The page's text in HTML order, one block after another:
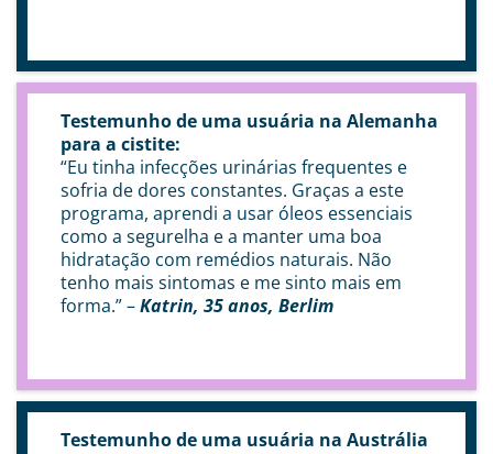
Testemunho de uma usuária na Alemanha
para a cistite:
“Eu tinha infecções urinárias frequentes e
sofria de dores constantes. Graças a este
programa, aprendi a usar óleos essenciais
como a segurelha e a manter uma boa
hidratação com remédios naturais. Não
tenho mais sintomas e me sinto mais em
forma.” –Katrin, 35 anos, Berlim
Testemunho de uma usuária na Austrália